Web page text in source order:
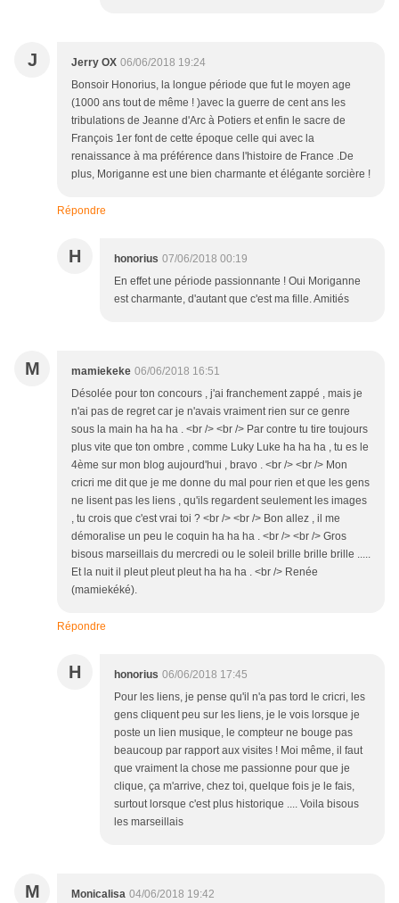
J Jerry OX 06/06/2018 19:24
Bonsoir Honorius, la longue période que fut le moyen age
(1000 ans tout de même ! )avec la guerre de cent ans les
tribulations de Jeanne d'Arc à Potiers et enfin le sacre de
François 1er font de cette époque celle qui avec la
renaissance à ma préférence dans l'histoire de France .De
plus, Moriganne est une bien charmante et élégante sorcière !
Répondre
H honorius 07/06/2018 00:19
En effet une période passionnante ! Oui Moriganne
est charmante, d'autant que c'est ma fille. Amitiés
M mamiekeke 06/06/2018 16:51
Désolée pour ton concours , j'ai franchement zappé , mais je
n'ai pas de regret car je n'avais vraiment rien sur ce genre
sous la main ha ha ha . <br /> <br /> Par contre tu tire toujours
plus vite que ton ombre , comme Luky Luke ha ha ha , tu es le
4ème sur mon blog aujourd'hui , bravo . <br /> <br /> Mon
cricri me dit que je me donne du mal pour rien et que les gens
ne lisent pas les liens , qu'ils regardent seulement les images
, tu crois que c'est vrai toi ? <br /> <br /> Bon allez , il me
démoralise un peu le coquin ha ha ha . <br /> <br /> Gros
bisous marseillais du mercredi ou le soleil brille brille brille .....
Et la nuit il pleut pleut pleut ha ha ha . <br /> Renée
(mamiekéké).
Répondre
H honorius 06/06/2018 17:45
Pour les liens, je pense qu'il n'a pas tord le cricri, les
gens cliquent peu sur les liens, je le vois lorsque je
poste un lien musique, le compteur ne bouge pas
beaucoup par rapport aux visites ! Moi même, il faut
que vraiment la chose me passionne pour que je
clique, ça m'arrive, chez toi, quelque fois je le fais,
surtout lorsque c'est plus historique .... Voila bisous
les marseillais
M Monicalisa 04/06/2018 19:42